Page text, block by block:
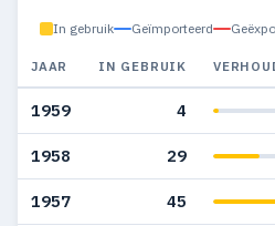
In gebruik Geïmporteerd
JAAR IN GEBRUIK
1959 4
1958 29
1957 45